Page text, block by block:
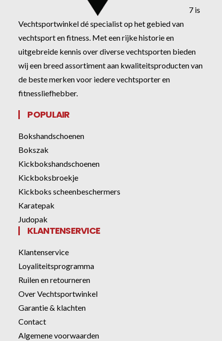
7 is
Vechtsportwinkel dé specialist op het gebied van
vechtsport en fitness. Met een rijke historie en
uitgebreide kennis over diverse vechtsporten bieden
wij een breed assortiment aan kwaliteitsproducten van
de beste merken voor iedere vechtsporter en
fitnessliefhebber.
POPULAIR
Bokshandschoenen
Bokszak
Kickbokshandschoenen
Kickboksbroekje
Kickboks scheenbeschermers
Karatepak
Judopak
KLANTENSERVICE
Klantenservice
Loyaliteitsprogramma
Ruilen en retourneren
Over Vechtsportwinkel
Garantie & klachten
Contact
Algemene voorwaarden